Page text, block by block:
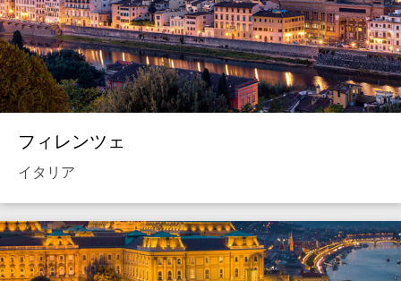
フィレンツェ
イタリア